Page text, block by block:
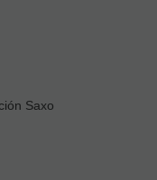
Saxo